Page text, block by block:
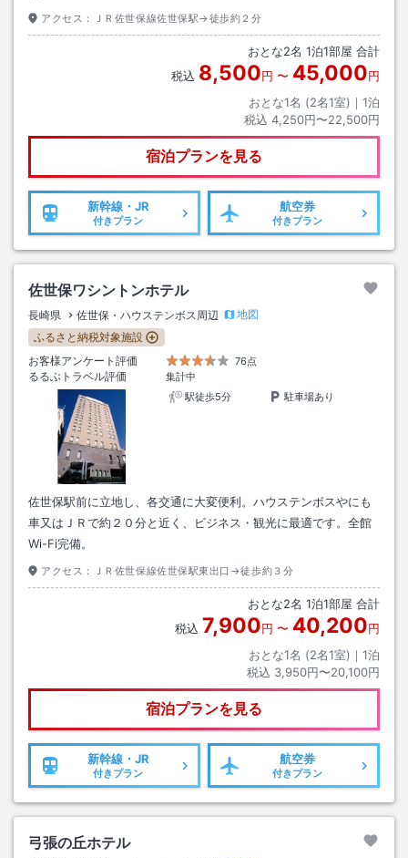
アクセス： ＪＲ佐世保線佐世保駅→徒歩約２分
おとな2名 1泊1部屋 合計
税込 8,500円 〜 45,000円
おとな1名 (2名1室)｜ 1泊
税込 4,250円〜22,500円
宿泊プランを見る
新幹線・JR
付きプラン
航空券
付きプラン
佐世保ワシントンホテル
長崎県 佐世保・ハウステンボス周辺
地図
ふるさと納税対象施設
お客様アンケート評価
76点
るるぶトラベル評価
集計中
駅徒歩5分
駐車場あり
佐世保駅前に立地し、各交通に大変便利。ハウステンボスやにも
車又はＪＲで約２０分と近く、ビジネス・観光に最適です。全館
Wi-Fi完備。
アクセス： ＪＲ佐世保線佐世保駅東出口→徒歩約３分
おとな2名 1泊1部屋 合計
税込 7,900円 〜 40,200円
おとな1名 (2名1室)｜ 1泊
税込 3,950円〜20,100円
宿泊プランを見る
新幹線・JR
付きプラン
航空券
付きプラン
弓張の丘ホテル